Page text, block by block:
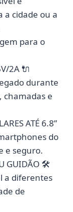
a cidade ou a
para o
2A 🔌
durante
chamadas e
ATÉ 6.8”
do
e seguro.
GUIDÃO 🛠️
a diferentes
de